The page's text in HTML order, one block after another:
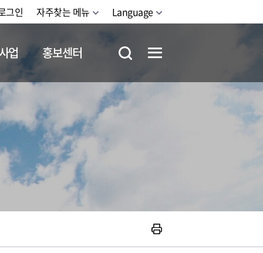
그인 자주찾는 메뉴 Language
업 홍보센터